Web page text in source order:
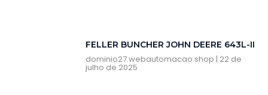
FELLER BUNCHER JOHN DEERE 643L-II
dominio27.webautomacao.shop 22 de
julho de 2025